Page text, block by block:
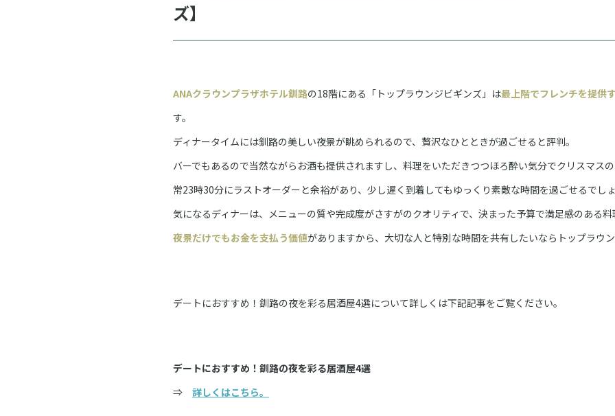
ズ】
ANAクラウンプラザホテル釧路の18階にある「トップラウンジビギンズ」は最上階でフレンチを提供
す。
ディナータイムには釧路の美しい夜景が眺められるので、贅沢なひとときが過ごせると評判。
バーでもあるので当然ながらお酒も提供されますし、料理をいただきつつほろ酔い気分でクリスマス
常23時30分にラストオーダーと余裕があり、少し遅く到着してもゆっくり素敵な時間を過ごせるでしょ
気になるディナーは、メニューの質や完成度がさすがのクオリティで、決まった予算で満足感のある料
夜景だけでもお金を支払う価値がありますから、大切な人と特別な時間を共有したいならトップラウ
デートにおすすめ！釧路の夜を彩る居酒屋4選について詳しくは下記記事をご覧ください。
デートにおすすめ！釧路の夜を彩る居酒屋4選
⇒ 詳しくはこちら。